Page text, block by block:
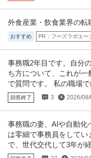
外食産業・飲食業界の転
おすすめ PR：フーズラボエー
事務職2年目です。自分
ち方について、これが
で質問です。 私の職場
回答終了 3 2026/08/
事務職の妻、AIや自動化
は零細で事務員をしてい
で、世代交代して3年が